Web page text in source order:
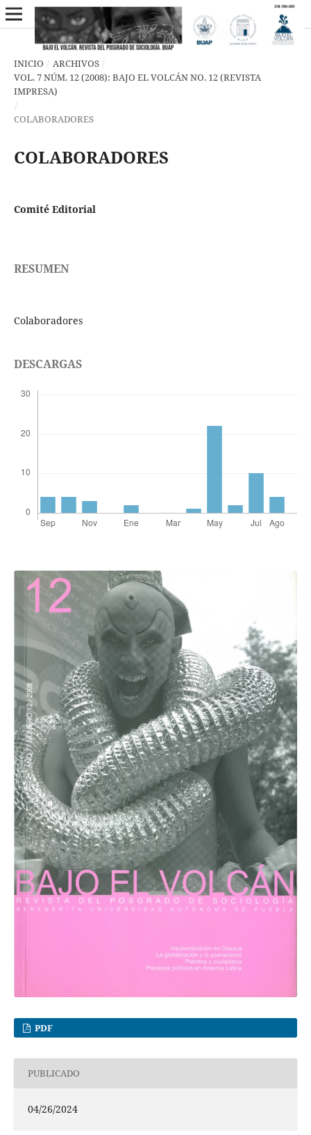
INICIO / ARCHIVOS /
VOL. 7 NÚM. 12 (2008): BAJO EL VOLCÁN NO. 12 (REVISTA
IMPRESA)
/
COLABORADORES
COLABORADORES
Comité Editorial
RESUMEN
Colaboradores
DESCARGAS
PDF
PUBLICADO
04/26/2024